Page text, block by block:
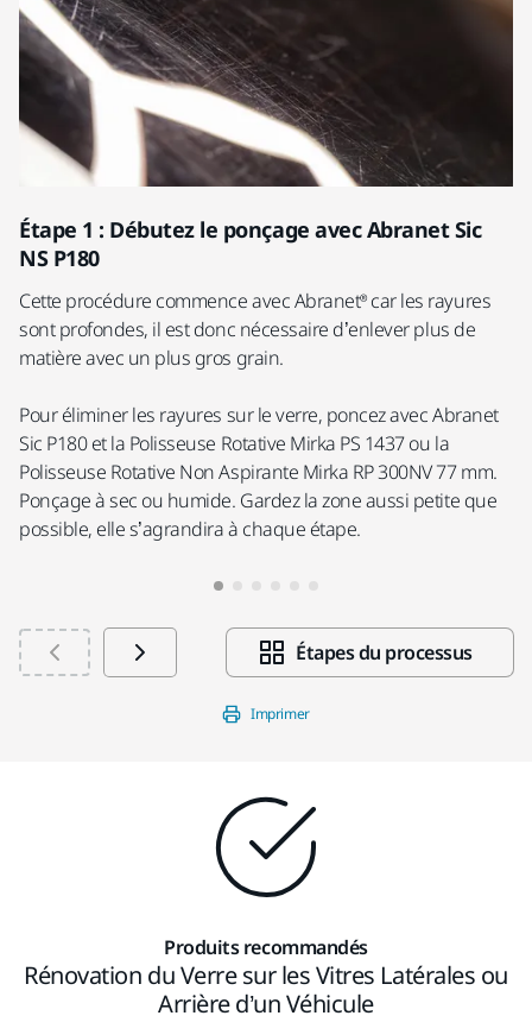
Étape 1 : Débutez le ponçage avec Abranet Sic
NS P180
Cette procédure commence avec Abranet® car les rayures
sont profondes, il est donc nécessaire d’enlever plus de
matière avec un plus gros grain.
Pour éliminer les rayures sur le verre, poncez avec Abranet
Sic P180 et la Polisseuse Rotative Mirka PS 1437 ou la
Polisseuse Rotative Non Aspirante Mirka RP 300NV 77 mm.
Ponçage à sec ou humide. Gardez la zone aussi petite que
possible, elle s’agrandira à chaque étape.
Étapes du processus
Imprimer
Produits recommandés
Rénovation du Verre sur les Vitres Latérales ou
Arrière d’un Véhicule